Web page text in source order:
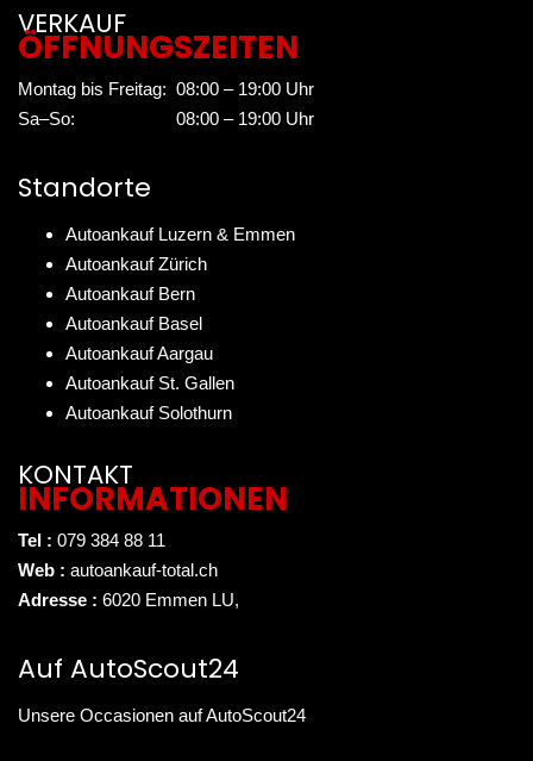
VERKAUF
ÖFFNUNGSZEITEN
Montag bis Freitag: 08:00 – 19:00 Uhr
Sa–So:
08:00 – 19:00 Uhr
Standorte
Autoankauf Luzern & Emmen
Autoankauf Zürich
Autoankauf Bern
Autoankauf Basel
Autoankauf Aargau
Autoankauf St. Gallen
Autoankauf Solothurn
KONTAKT
INFORMATIONEN
Tel : 079 384 88 11
Web : autoankauf-total.ch
Adresse : 6020 Emmen LU,
Auf AutoScout24
Unsere Occasionen auf AutoScout24